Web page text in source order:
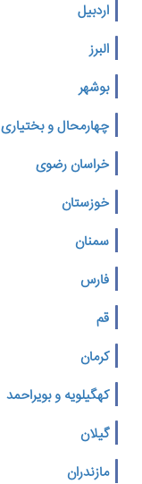
اردبیل
البرز
بوشهر
چهارمحال و بختیاری
خراسان رضوی
خوزستان
سمنان
فارس
قم
کرمان
کهگیلویه و بویراحمد
گیلان
مازندران